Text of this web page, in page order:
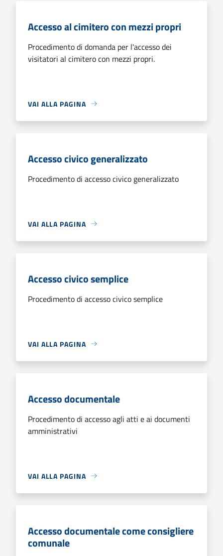
Accesso al cimitero con mezzi propri
Procedimento di domanda per l'accesso dei
visitatori al cimitero con mezzi propri.
VAI ALLA PAGINA
Accesso civico generalizzato
Procedimento di accesso civico generalizzato
VAI ALLA PAGINA
Accesso civico semplice
Procedimento di accesso civico semplice
VAI ALLA PAGINA
Accesso documentale
Procedimento di accesso agli atti e ai documenti
amministrativi
VAI ALLA PAGINA
Accesso documentale come consigliere
comunale